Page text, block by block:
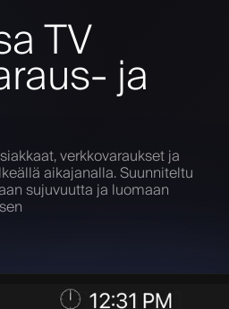
TV
ja
verkkovaraukset ja
aikajanalla. Suunniteltu
sujuvuutta ja luomaan